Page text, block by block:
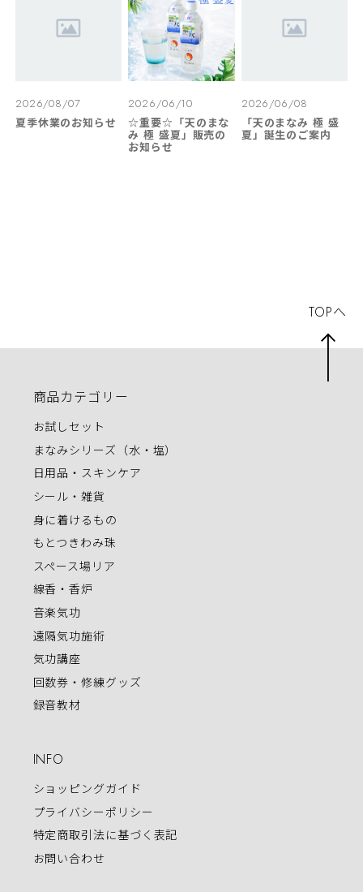
2026/08/07
夏季休業のお知らせ
2026/06/10
☆重要☆「天のまな
み 極 盛夏」販売の
お知らせ
2026/06/08
「天のまなみ 極 盛
夏」誕生のご案内
商品カテゴリー
お試しセット
まなみシリーズ（水・塩）
日用品・スキンケア
シール・雑貨
身に着けるもの
もとつきわみ珠
スペース場リア
線香・香炉
音楽気功
遠隔気功施術
気功講座
回数券・修練グッズ
録音教材
INFO
ショッピングガイド
プライバシーポリシー
特定商取引法に基づく表記
お問い合わせ
TOPへ